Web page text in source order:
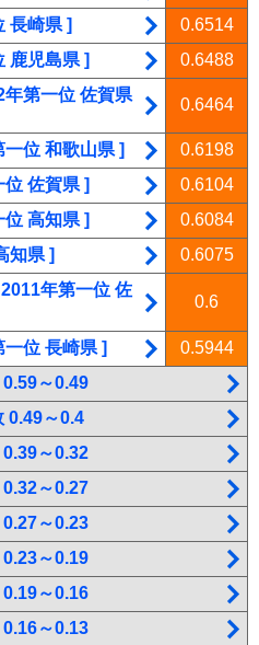
長崎県 ]
0.6514
鹿児島県 ]
0.6488
第一位 佐賀県
0.6464
位 和歌山県 ]
0.6198
佐賀県 ]
0.6104
高知県 ]
0.6084
知県 ]
0.6075
年第一位 佐
0.6
位 長崎県 ]
0.5944
～0.49
0.49～0.4
～0.32
～0.27
～0.23
～0.19
～0.16
～0.13